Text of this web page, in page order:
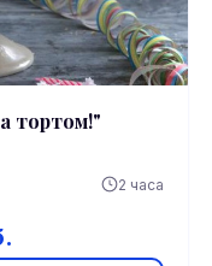
тортом!"
2 часа